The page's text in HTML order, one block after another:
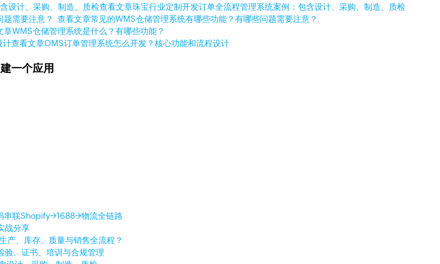
查看文章珠宝行业定制开发订单全流程管理系统案例：包含设计、采购、制造、质检
查看文章常见的WMS仓储管理系统有哪些功能？有哪些问题需要注意？
章WMS仓储管理系统是什么？有哪些功能？
查看文章OMS订单管理系统怎么开发？核心功能和流程设计
一个应用
串联Shopify→1688→物流全链路
战分享
产、库存、质量与销售全流程？
验、证书、培训与合规管理